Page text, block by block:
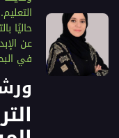
حاليًا
عن
في